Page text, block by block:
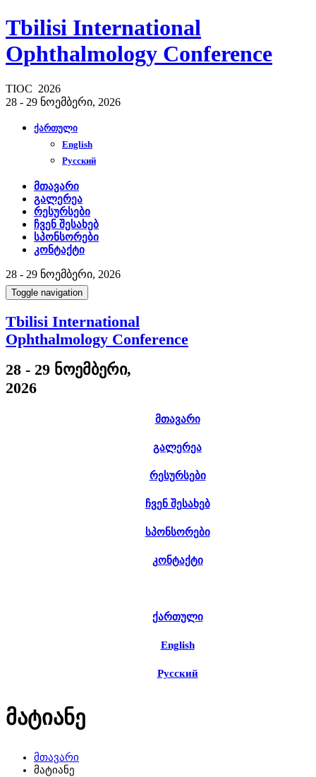
Tbilisi International
Ophthalmology Conference
TIOC 2026
28 - 29 ნოემბერი, 2026
ქართული
English
Русский
მთავარი
გალერეა
რესურსები
ჩვენ შესახებ
სპონსორები
კონტაქტი
28 - 29 ნოემბერი, 2026
Toggle navigation
Tbilisi International
Ophthalmology Conference
28 - 29 ნოემბერი,
2026
მთავარი
გალერეა
რესურსები
ჩვენ შესახებ
სპონსორები
კონტაქტი
ქართული
English
Русский
მატიანე
მთავარი
მატიანე